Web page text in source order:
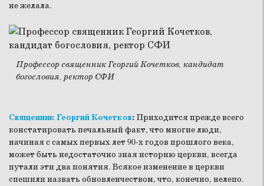
не желала.
Профессор священник Георгий Кочетков, кандидат
богословия, ректор СФИ
Священник Георгий Кочетков: Приходится прежде всего
констатировать печальный факт, что многие люди,
начиная с самых первых лет 90-х годов прошлого века,
может быть недостаточно зная историю церкви, всегда
путали эти два понятия. Всякое изменение в церкви
спешили назвать обновленчеством, что, конечно, нелепо.